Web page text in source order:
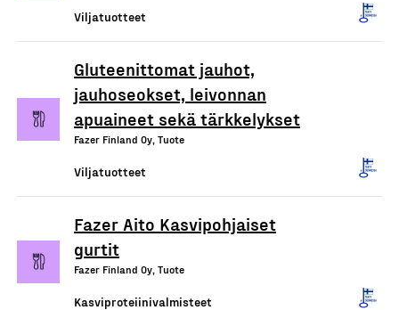
Viljatuotteet
Gluteenittomat jauhot,
jauhoseokset, leivonnan
apuaineet sekä tärkkelykset
Fazer Finland Oy, Tuote
Viljatuotteet
Fazer Aito Kasvipohjaiset
gurtit
Fazer Finland Oy, Tuote
Kasviproteiinivalmisteet